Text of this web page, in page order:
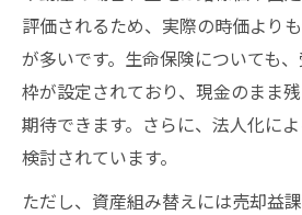
評価されるため、実際の時価より
が多いです。生命保険についても
枠が設定されており、現金のまま
期待できます。さらに、法人化に
検討されています。
ただし、資産組み替えには売却益